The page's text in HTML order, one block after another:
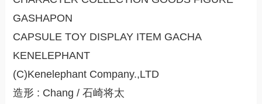
GASHAPON
CAPSULE TOY DISPLAY ITEM GACHA
KENELEPHANT
(C)Kenelephant Company.,LTD
造形 : Chang / 石崎将太